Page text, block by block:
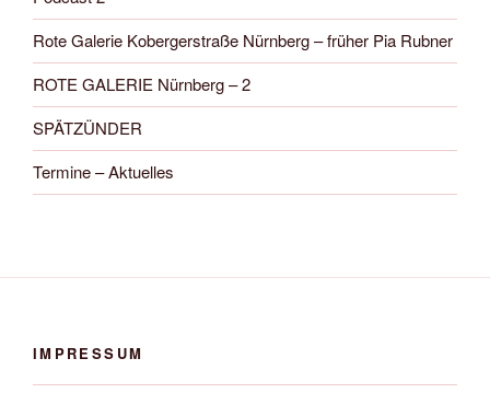
Rote Galerie Kobergerstraße Nürnberg – früher Pia Rubner
ROTE GALERIE Nürnberg – 2
SPÄTZÜNDER
Termine – Aktuelles
IMPRESSUM